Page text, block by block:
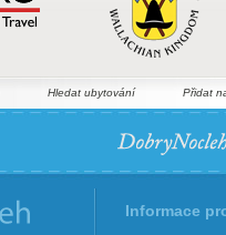
Hledat ubytování Přidat
Informace